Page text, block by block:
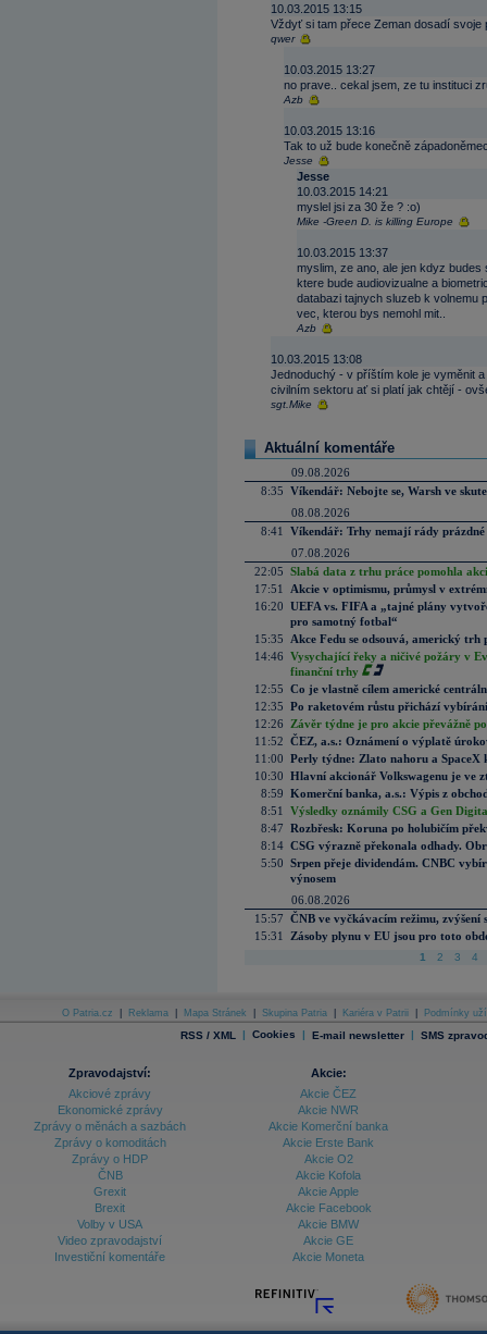
10.03.2015 13:15
Vždyť si tam přece Zeman dosadí svoje
qwer
10.03.2015 13:27
no prave.. cekal jsem, ze tu instituci
Azb
10.03.2015 13:16
Tak to už bude konečně
Jesse
Jesse
10.03.2015 14:21
myslel jsi za 30 že ? :o)
Mike -Green D. is killing Europe
10.03.2015 13:37
myslim, ze ano, ale jen kdyz
ktere bude audiovizualne a
databazi tajnych sluzeb k volnemu
vec, kterou bys nemohl mit..
Azb
10.03.2015 13:08
Jednoduchý - v příštím kole je vyměnit
civilním sektoru ať si platí jak chtějí -
sgt.Mike
Aktuální komentáře
09.08.2026
8:35 Víkendář: Nebojte se, Warsh ve
08.08.2026
8:41
Víkendář: Trhy nemají rády prázdné
07.08.2026
22:05 Slabá data z trhu práce pomohla
17:51
Akcie v optimismu, průmysl v
16:20 UEFA vs. FIFA a „tajné plány
pro samotný fotbal“
15:35
Akce Fedu se odsouvá, americký
14:46 Vysychající řeky a ničivé požáry v
finanční trhy
12:55 Co je vlastně cílem americké
12:35 Po raketovém růstu přichází
12:26
Závěr týdne je pro akcie převážně
11:52 ČEZ, a.s.: Oznámení o výplatě
11:00 Perly týdne: Zlato nahoru a SpaceX
10:30 Hlavní akcionář Volkswagenu je ve
8:59 Komerční banka, a.s.: Výpis z
8:51
Výsledky oznámily CSG a Gen
8:47 Rozbřesk: Koruna po holubičím
8:14 CSG výrazně překonala odhady.
5:50 Srpen přeje dividendám. CNBC
výnosem
06.08.2026
15:57 ČNB ve vyčkávacím režimu, zvýšení
15:31
Zásoby plynu v EU jsou pro toto
1 2 3 4
O Patria.cz Reklama Mapa Stránek Skupina Patria Kariéra v Patrii Podmínky
RSS / XML | Cookies | E-mail newsletter | SMS
Zpravodajství:
Akciové zprávy
Ekonomické zprávy
Zprávy o měnách a sazbách
Zprávy o komoditách
Zprávy o HDP
ČNB
Grexit
Brexit
Volby v USA
Video zpravodajství
Investiční komentáře
Akcie:
Akcie ČEZ
Akcie NWR
Akcie Komerční banka
Akcie Erste Bank
Akcie O2
Akcie Kofola
Akcie Apple
Akcie Facebook
Akcie BMW
Akcie GE
Akcie Moneta